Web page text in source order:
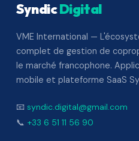
SyndicDigital
VME International —
complet de gestion de
le marché francophone.
mobile et plateforme SaaS
📧 syndic.digital@gmail.com
📞 +33 6 51 11 56 90